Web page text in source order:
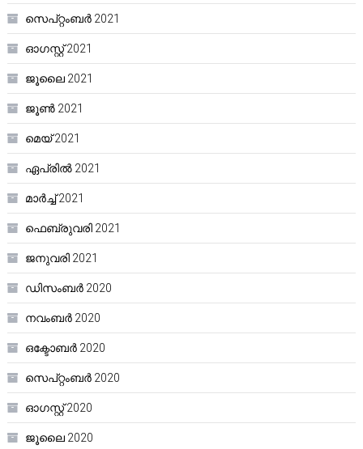
സെപ്റ്റംബർ 2021
ഓഗസ്റ്റ്‌ 2021
ജൂലൈ 2021
ജൂൺ 2021
മെയ്‌ 2021
ഏപ്രിൽ 2021
മാർച്ച്‌ 2021
ഫെബ്രുവരി 2021
ജനുവരി 2021
ഡിസംബർ 2020
നവംബർ 2020
ഒക്ടോബർ 2020
സെപ്റ്റംബർ 2020
ഓഗസ്റ്റ്‌ 2020
ജൂലൈ 2020